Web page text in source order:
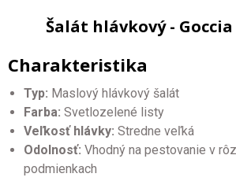
Šalát hlávkový - Goccia
Charakteristika
Typ: Maslový hlávkový šalát
Farba: Svetlozelené listy
Veľkosť hlávky: Stredne veľká
Odolnosť: Vhodný na pestovanie v
podmienkach